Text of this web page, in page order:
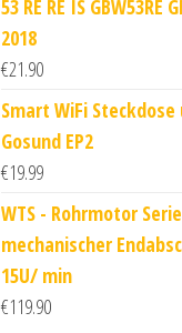
53 RE RE IS GBW53RE
2018
€21.90
Smart WiFi
Gosund EP2
€19.99
WTS - Rohrmotor
mechanischer
15U/ min
€119.90